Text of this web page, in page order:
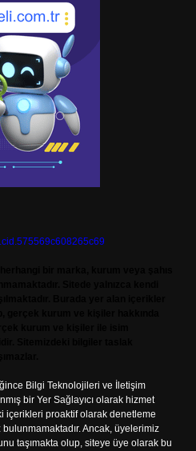
Bilgi Teknolojileri ve İletişim
bir Yer Sağlayıcı olarak hizmet
içerikleri proaktif olarak denetleme
Ancak, üyelerimiz
taşımakta olup, siteye üye olarak bu